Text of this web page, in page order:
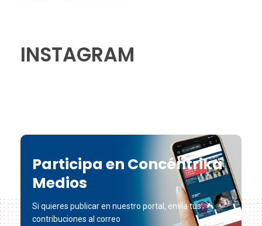
INSTAGRAM
Participa en Concéntrika
Medios
Si quieres publicar en nuestro portal, envía tus
contribuciones al correo